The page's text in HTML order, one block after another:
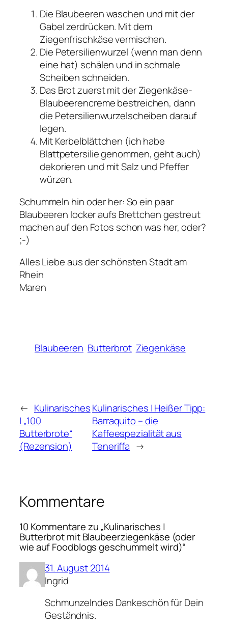
Die Blaubeeren waschen und mit der
Gabel zerdrücken. Mit dem
Ziegenfrischkäse vermischen.
Die Petersilienwurzel (wenn man denn
eine hat) schälen und in schmale
Scheiben schneiden.
Das Brot zuerst mit der Ziegenkäse-
Blaubeerencreme bestreichen, dann
die Petersilienwurzelscheiben darauf
legen.
Mit Kerbelblättchen (ich habe
Blattpetersilie genommen, geht auch)
dekorieren und mit Salz und Pfeffer
würzen.
Schummeln hin oder her: So ein paar
Blaubeeren locker aufs Brettchen gestreut
machen auf den Fotos schon was her, oder?
;-)
Alles Liebe aus der schönsten Stadt am
Rhein
Maren
Blaubeeren Butterbrot Ziegenkäse
← Kulinarisches
| „100
Butterbrote“
(Rezension)
Kulinarisches | Heißer Tipp:
Barraquito – die
Kaffeespezialität aus
Teneriffa →
Kommentare
10 Kommentare zu „Kulinarisches |
Butterbrot mit Blaubeerziegenkäse (oder
wie auf Foodblogs geschummelt wird)“
31. August 2014
Ingrid
Schmunzelndes Dankeschön für Dein
Geständnis.